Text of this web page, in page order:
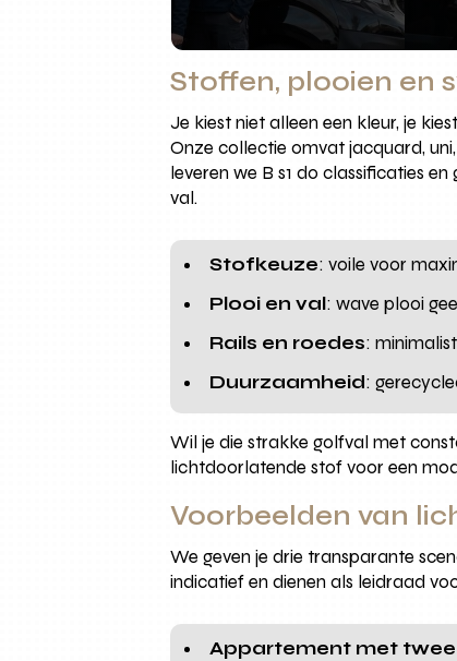
Stoffen, plooien en
Je kiest niet alleen een kleur, je
Onze collectie omvat jacquard,
leveren we B s1 d0 classificaties
val.
Stofkeuze: voile voor
Plooi en val: wave plooi
Rails en roedes:
Duurzaamheid:
Wil je die strakke golfval met
lichtdoorlatende stof voor een
Voorbeelden van
We geven je drie transparante
indicatief en dienen als leidraad
Appartement met